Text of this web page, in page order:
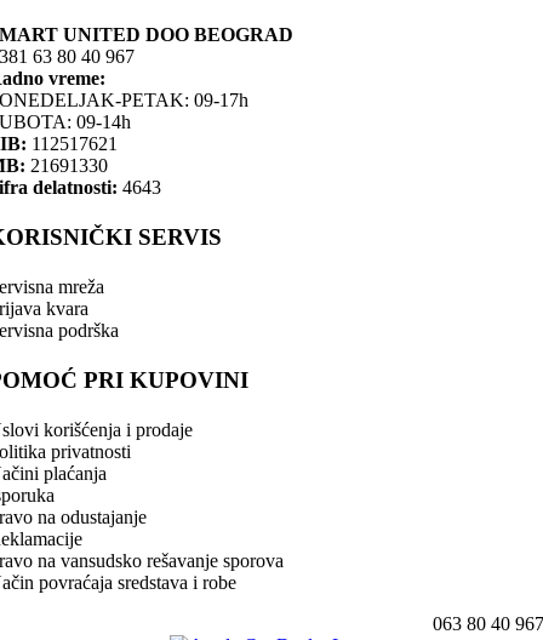
UNITED DOO BEOGRAD
63 80 40 967
vreme:
PETAK: 09-17h
09-14h
112517621
21691330
delatnosti: 4643
SERVIS
mreža
kvara
podrška
PRI KUPOVINI
korišćenja i prodaje
privatnosti
plaćanja
na odustajanje
na vansudsko rešavanje sporova
povraćaja sredstava i robe
063 80 40 967